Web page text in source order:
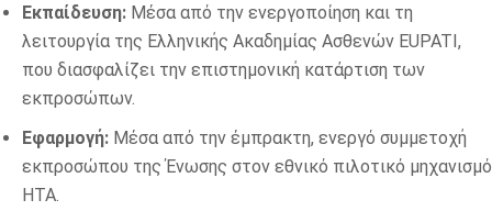
Εκπαίδευση: Μέσα από την ενεργοποίηση και τη
λειτουργία της Ελληνικής Ακαδημίας Ασθενών EUPATI,
που διασφαλίζει την επιστημονική κατάρτιση των
εκπροσώπων.
Εφαρμογή: Μέσα από την έμπρακτη, ενεργό συμμετοχή
εκπροσώπου της Ένωσης στον εθνικό πιλοτικό μηχανισμό
HTA.